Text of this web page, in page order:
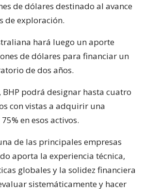
de dólares destinado al avance
de exploración.
hará luego un aporte
de dólares para financiar un
de dos años.
BHP podrá designar hasta cuatro
con vistas a adquirir una
en esos activos.
de las principales empresas
aporta la experiencia técnica,
globales y la solidez financiera
sistemáticamente y hacer